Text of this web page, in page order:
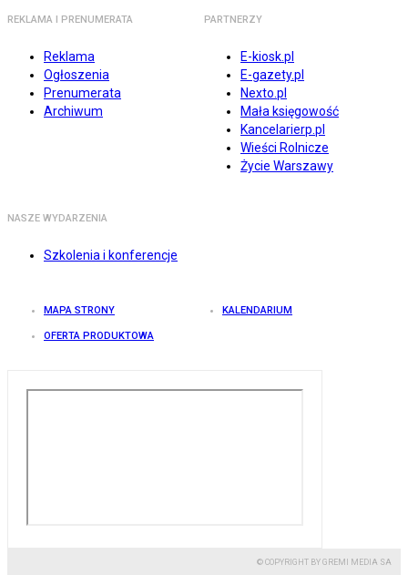
REKLAMA I PRENUMERATA
Reklama
Ogłoszenia
Prenumerata
Archiwum
PARTNERZY
E-kiosk.pl
E-gazety.pl
Nexto.pl
Mała księgowość
Kancelarierp.pl
Wieści Rolnicze
Życie Warszawy
NASZE WYDARZENIA
Szkolenia i konferencje
MAPA STRONY KALENDARIUM
OFERTA PRODUKTOWA
© COPYRIGHT BY GREMI MEDIA SA